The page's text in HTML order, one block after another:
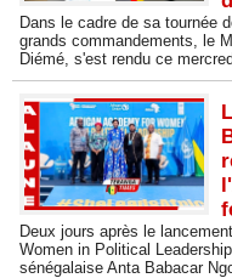
Dans le cadre de sa tournée
grands commandements, le
Diémé, s'est rendu ce
Deux jours après le
Women in Political
sénégalaise Anta Babacar